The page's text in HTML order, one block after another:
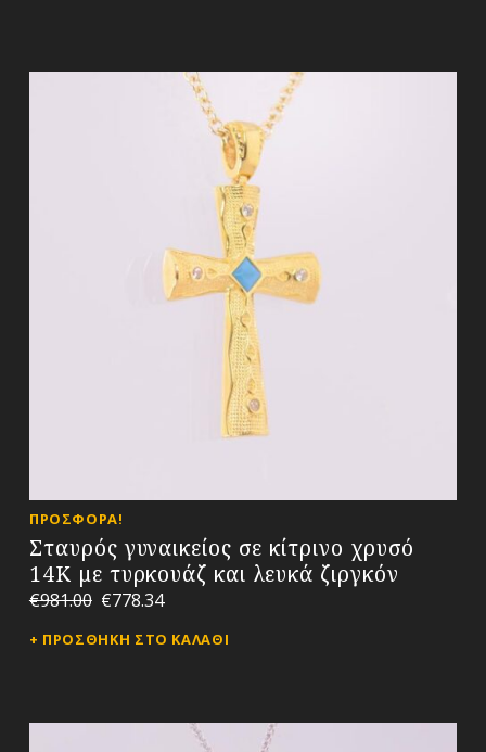
Σταυρός γυναικείος σε κίτρινο χρυσό
14Κ με τυρκουάζ και λευκά ζιργκόν
ΠΡΟΣΦΟΡΆ!
€981.00 €778.34
ΠΡΟΣΘΉΚΗ ΣΤΟ ΚΑΛΆΘΙ